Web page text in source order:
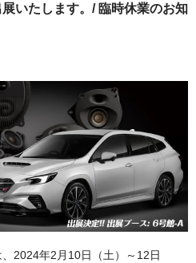
いたします。/ 臨時休業のお知
2024年2月10日（土）～12日